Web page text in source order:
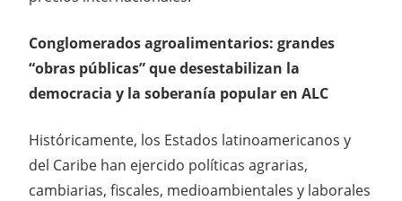
Conglomerados agroalimentarios: grandes
“obras públicas” que desestabilizan la
democracia y la soberanía popular en ALC
Históricamente, los Estados latinoamericanos y
del Caribe han ejercido políticas agrarias,
cambiarias, fiscales, medioambientales y laborales